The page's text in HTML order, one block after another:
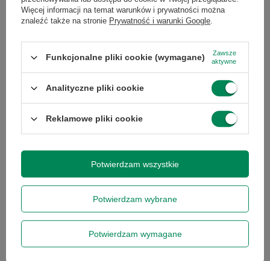
Gwarancja
Gwarancja na 12
miesięcy
Marka Dell
Model Optiplex 3050 SFF
procesora
bazowe
Więcej informacji na temat warunków i prywatności można
znaleźć także na stronie Prywatność i warunki Google.
Funkcjonalne pliki cookie (wymagane)
Zawsze
aktywne
Analityczne pliki cookie
Reklamowe pliki cookie
Potwierdzam wybrane
Potwierdzam wymagane
Potwierdzam wszystkie